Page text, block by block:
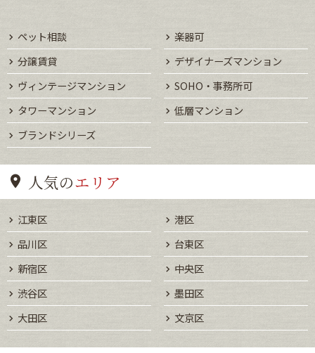
ペット相談
楽器可
分譲賃貸
デザイナーズマンション
ヴィンテージマンション
SOHO・事務所可
タワーマンション
低層マンション
ブランドシリーズ
人気のエリア
江東区
港区
品川区
台東区
新宿区
中央区
渋谷区
墨田区
大田区
文京区